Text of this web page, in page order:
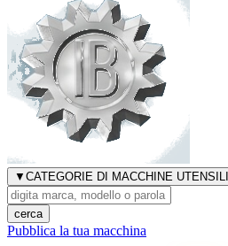
▼ CATEGORIE DI MACCHINE UTENSILI
cerca
Pubblica la tua macchina